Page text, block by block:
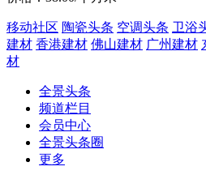
移动社区 陶瓷头条 空调头条 卫浴
建材 香港建材 佛山建材 广州建材
材
全景头条
频道栏目
会员中心
全景头条圈
更多